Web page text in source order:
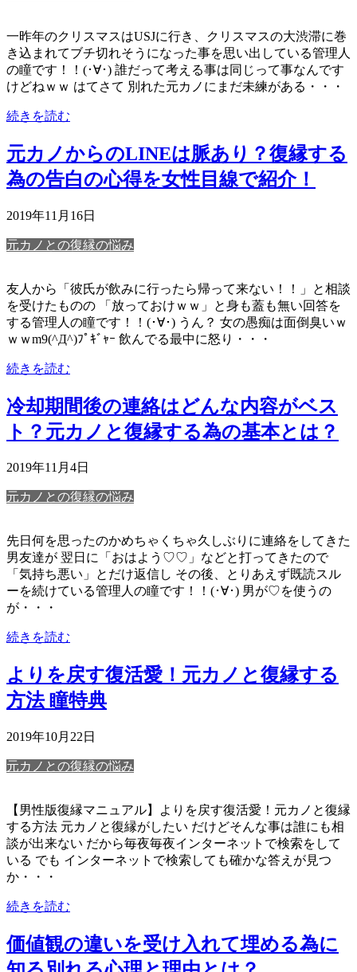
一昨年のクリスマスはUSJに行き、クリスマスの大渋滞に巻
き込まれてブチ切れそうになった事を思い出している管理人
の瞳です！！(･∀･) 誰だって考える事は同じって事なんです
けどねｗｗ はてさて 別れた元カノにまだ未練がある・・・
続きを読む
元カノからのLINEは脈あり？復縁する
為の告白の心得を女性目線で紹介！
2019年11月16日
元カノとの復縁の悩み
友人から「彼氏が飲みに行ったら帰って来ない！！」と相談
を受けたものの 「放っておけｗｗ」と身も蓋も無い回答を
する管理人の瞳です！！(･∀･) うん？ 女の愚痴は面倒臭いｗ
ｗｗm9(^Д^)ﾌﾟｷﾞｬｰ 飲んでる最中に怒り・・・
続きを読む
冷却期間後の連絡はどんな内容がベス
ト？元カノと復縁する為の基本とは？
2019年11月4日
元カノとの復縁の悩み
先日何を思ったのかめちゃくちゃ久しぶりに連絡をしてきた
男友達が 翌日に「おはよう♡♡」などと打ってきたので
「気持ち悪い」とだけ返信し その後、とりあえず既読スル
ーを続けている管理人の瞳です！！(･∀･) 男が♡を使うの
が・・・
続きを読む
よりを戻す復活愛！元カノと復縁する
方法 瞳特典
2019年10月22日
元カノとの復縁の悩み
【男性版復縁マニュアル】よりを戻す復活愛！元カノと復縁
する方法 元カノと復縁がしたい だけどそんな事は誰にも相
談が出来ない だから毎夜毎夜インターネットで検索をして
いる でも インターネットで検索しても確かな答えが見つ
か・・・
続きを読む
価値観の違いを受け入れて埋める為に